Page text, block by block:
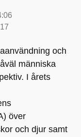
och
människa
I årets
över
och djur samt